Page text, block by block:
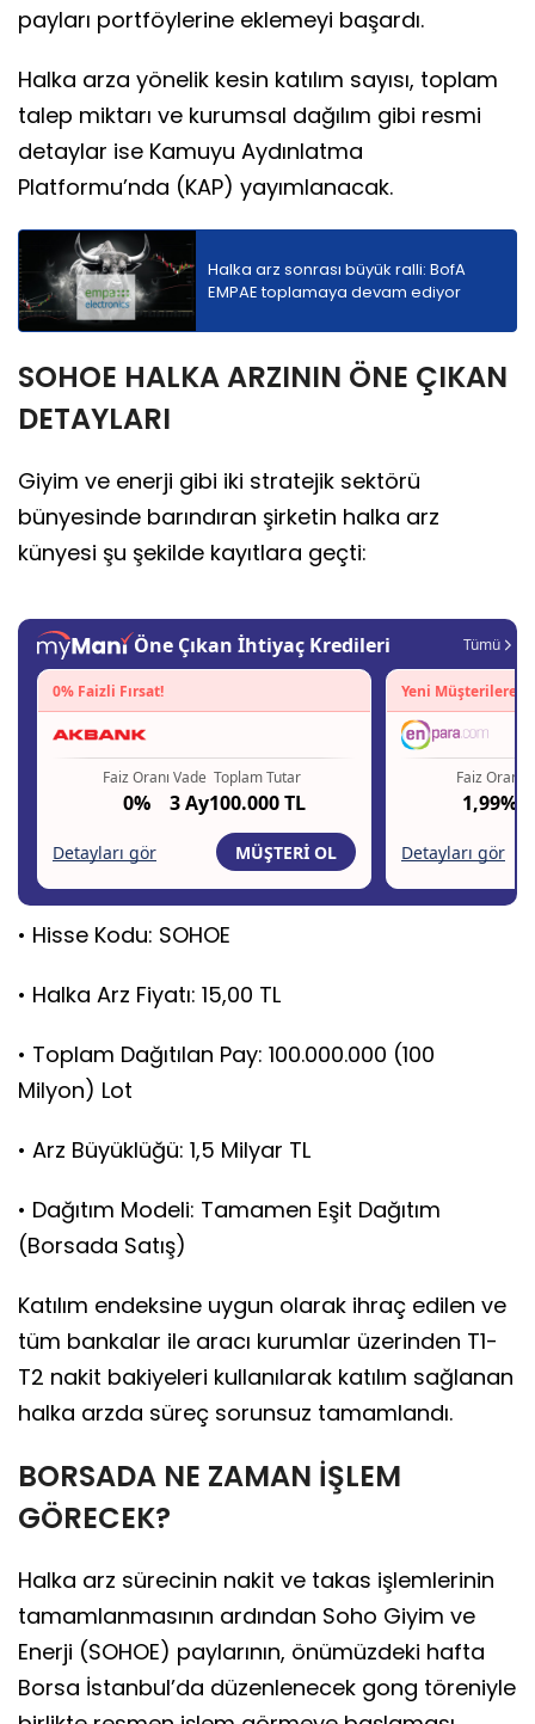
payları portföylerine eklemeyi başardı.
Halka arza yönelik kesin katılım sayısı, toplam
talep miktarı ve kurumsal dağılım gibi resmi
detaylar ise Kamuyu Aydınlatma
Platformu’nda (KAP) yayımlanacak.
Halka arz sonrası büyük ralli: BofA
EMPAE toplamaya devam ediyor
SOHOE HALKA ARZININ ÖNE ÇIKAN
DETAYLARI
Giyim ve enerji gibi iki stratejik sektörü
bünyesinde barındıran şirketin halka arz
künyesi şu şekilde kayıtlara geçti:
• Hisse Kodu: SOHOE
• Halka Arz Fiyatı: 15,00 TL
• Toplam Dağıtılan Pay: 100.000.000 (100
Milyon) Lot
• Arz Büyüklüğü: 1,5 Milyar TL
• Dağıtım Modeli: Tamamen Eşit Dağıtım
(Borsada Satış)
Katılım endeksine uygun olarak ihraç edilen ve
tüm bankalar ile aracı kurumlar üzerinden T1-
T2 nakit bakiyeleri kullanılarak katılım sağlanan
halka arzda süreç sorunsuz tamamlandı.
BORSADA NE ZAMAN İŞLEM
GÖRECEK?
Halka arz sürecinin nakit ve takas işlemlerinin
tamamlanmasının ardından Soho Giyim ve
Enerji (SOHOE) paylarının, önümüzdeki hafta
Borsa İstanbul’da düzenlenecek gong töreniyle